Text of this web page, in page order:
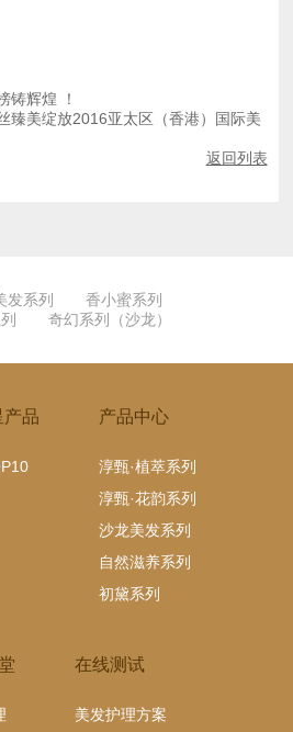
铸辉煌 ！
臻美绽放2016亚太区（香港）国际美
返回列表
发系列
香小蜜系列
奇幻系列（沙龙）
产品 产品中心
淳甄·植萃系列
淳甄·花韵系列
沙龙美发系列
自然滋养系列
初黛系列
在线测试
美发护理方案